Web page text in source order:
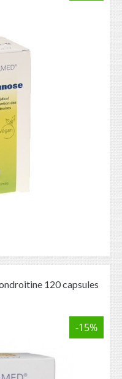
120 capsules
-15%